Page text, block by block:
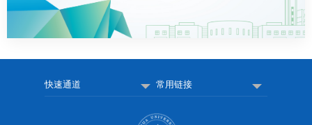
快速通道 常用链接